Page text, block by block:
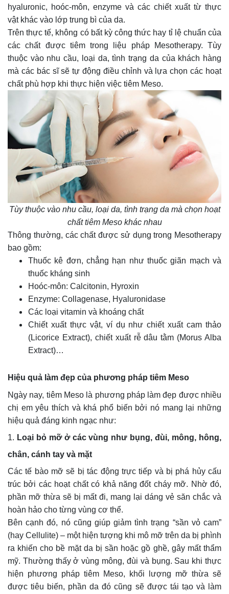
hyaluronic, hoóc-môn, enzyme và các chiết xuất từ thực
vật khác vào lớp trung bì của da.
Trên thực tế, không có bất kỳ công thức hay tỉ lệ chuẩn của
các chất được tiêm trong liệu pháp Mesotherapy. Tùy
thuộc vào nhu cầu, loại da, tình trạng da của khách hàng
mà các bác sĩ sẽ tự động điều chỉnh và lựa chọn các hoạt
chất phù hợp khi thực hiện việc tiêm Meso.
Tùy thuộc vào nhu cầu, loại da, tình trạng da mà chọn hoạt
chất tiêm Meso khác nhau
Thông thường, các chất được sử dụng trong Mesotherapy
bao gồm:
Thuốc kê đơn, chẳng hạn như thuốc giãn mạch và
thuốc kháng sinh
Hoóc-môn: Calcitonin, Hyroxin
Enzyme: Collagenase, Hyaluronidase
Các loại vitamin và khoáng chất
Chiết xuất thực vật, ví dụ như chiết xuất cam thảo
(Licorice Extract), chiết xuất rễ dâu tằm (Morus Alba
Extract)…
Hiệu quả làm đẹp của phương pháp tiêm Meso
Ngày nay, tiêm Meso là phương pháp làm đẹp được nhiều
chị em yêu thích và khá phổ biến bởi nó mang lại những
hiệu quả đáng kinh ngạc như:
1. Loại bỏ mỡ ở các vùng như bụng, đùi, mông, hông,
chân, cánh tay và mặt
Các tế bào mỡ sẽ bị tác động trực tiếp và bị phá hủy cấu
trúc bởi các hoạt chất có khả năng đốt cháy mỡ. Nhờ đó,
phần mỡ thừa sẽ bị mất đi, mang lại dáng vẻ săn chắc và
hoàn hảo cho từng vùng cơ thể.
Bên cạnh đó, nó cũng giúp giảm tình trạng “sần vỏ cam”
(hay Cellulite) – một hiện tượng khi mô mỡ trên da bị phình
ra khiến cho bề mặt da bị sần hoặc gồ ghề, gây mất thẩm
mỹ. Thường thấy ở vùng mông, đùi và bụng. Sau khi thực
hiện phương pháp tiêm Meso, khối lượng mỡ thừa sẽ
được tiêu biến, phần da đó cũng sẽ được tái tạo và làm